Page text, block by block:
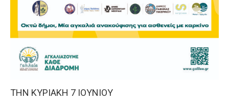
ΤΗΝ ΚΥΡΙΑΚΗ 7 ΙΟΥΝΙΟΥ